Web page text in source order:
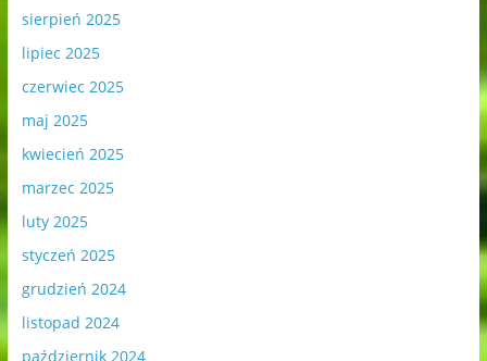
sierpień 2025
lipiec 2025
czerwiec 2025
maj 2025
kwiecień 2025
marzec 2025
luty 2025
styczeń 2025
grudzień 2024
listopad 2024
październik 2024